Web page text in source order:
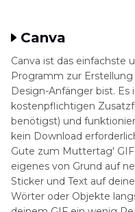
Canva
Canva ist das einfachste
Programm zur
Design-Anfänger bist.
kostenpflichtigen
benötigst) und
kein Download
Gute zum Muttertag'
eigenes von Grund auf
Sticker und Text auf
Wörter oder Objekte